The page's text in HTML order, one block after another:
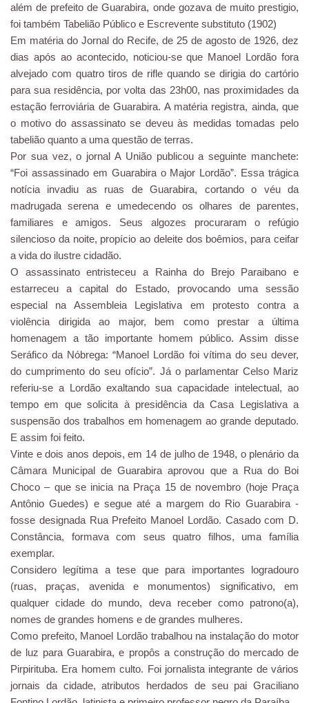
além de prefeito de Guarabira, onde gozava de muito prestigio,
foi também Tabelião Público e Escrevente substituto (1902)
Em matéria do Jornal do Recife, de 25 de agosto de 1926, dez
dias após ao acontecido, noticiou-se que Manoel Lordão fora
alvejado com quatro tiros de rifle quando se dirigia do cartório
para sua residência, por volta das 23h00, nas proximidades da
estação ferroviária de Guarabira. A matéria registra, ainda, que
o motivo do assassinato se deveu às medidas tomadas pelo
tabelião quanto a uma questão de terras.
Por sua vez, o jornal A União publicou a seguinte manchete:
“Foi assassinado em Guarabira o Major Lordão”. Essa trágica
notícia invadiu as ruas de Guarabira, cortando o véu da
madrugada serena e umedecendo os olhares de parentes,
familiares e amigos. Seus algozes procuraram o refúgio
silencioso da noite, propício ao deleite dos boêmios, para ceifar
a vida do ilustre cidadão.
O assassinato entristeceu a Rainha do Brejo Paraibano e
estarreceu a capital do Estado, provocando uma sessão
especial na Assembleia Legislativa em protesto contra a
violência dirigida ao major, bem como prestar a última
homenagem a tão importante homem público. Assim disse
Seráfico da Nóbrega: “Manoel Lordão foi vítima do seu dever,
do cumprimento do seu ofício”. Já o parlamentar Celso Mariz
referiu-se a Lordão exaltando sua capacidade intelectual, ao
tempo em que solicita à presidência da Casa Legislativa a
suspensão dos trabalhos em homenagem ao grande deputado.
E assim foi feito.
Vinte e dois anos depois, em 14 de julho de 1948, o plenário da
Câmara Municipal de Guarabira aprovou que a Rua do Boi
Choco – que se inicia na Praça 15 de novembro (hoje Praça
Antônio Guedes) e segue até a margem do Rio Guarabira -
fosse designada Rua Prefeito Manoel Lordão. Casado com D.
Constância, formava com seus quatro filhos, uma família
exemplar.
Considero legítima a tese que para importantes logradouro
(ruas, praças, avenida e monumentos) significativo, em
qualquer cidade do mundo, deva receber como patrono(a),
nomes de grandes homens e de grandes mulheres.
Como prefeito, Manoel Lordão trabalhou na instalação do motor
de luz para Guarabira, e propôs a construção do mercado de
Pirpirituba. Era homem culto. Foi jornalista integrante de vários
jornais da cidade, atributos herdados de seu pai Graciliano